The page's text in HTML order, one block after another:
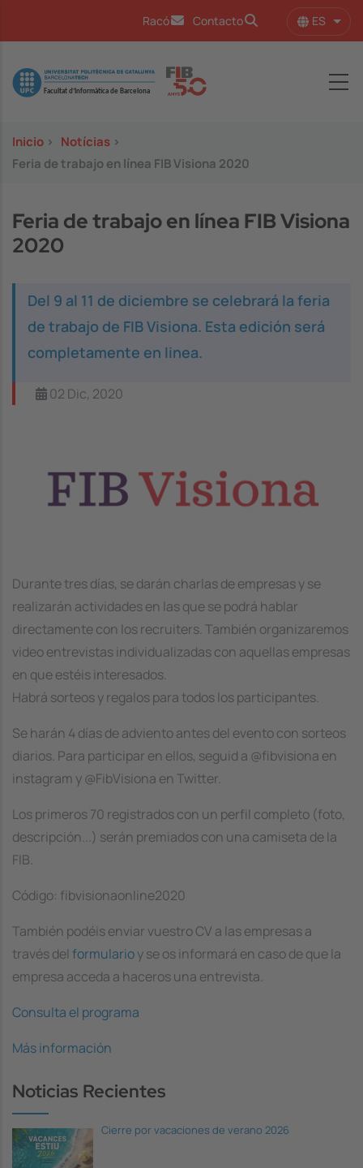
Racó Contacto ES
Image
Inicio > Notícias >
Feria de trabajo en línea FIB Visiona 2020
Feria de trabajo en línea FIB Visiona
2020
Del 9 al 11 de diciembre se celebrará la feria
de trabajo de FIB Visiona. Esta edición será
completamente en linea.
02 Dic, 2020
Durante tres días, se darán charlas de empresas y se
realizarán actividades en las que se podrá hablar
directamente con los recruiters. También organizaremos
video entrevistas individualizadas con aquellas empresas
en que estéis interesados.
Habrá sorteos y regalos para todos los participantes.
Se harán 4 días de adviento antes del evento con sorteos
diarios. Para participar en ellos, seguid a @fibvisiona en
instagram y @FibVisiona en Twitter.
Los primeros 70 registrados con un perfil completo (foto,
descripción...) serán premiados con una camiseta de la
FIB.
Código: fibvisionaonline2020
También podéis enviar vuestro CV a las empresas a
través del formularioy se os informará en caso de que la
empresa acceda a haceros una entrevista.
Consulta el programa
Más información
Noticias Recientes
Cierre por vacaciones de verano 2026